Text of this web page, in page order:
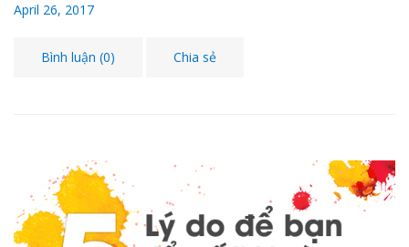
April 26, 2017
Bình luận (0) Chia sẻ